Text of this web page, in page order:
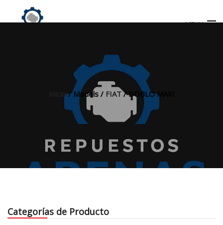
MENU
Inicio/ Models / FIAT/ DOBLO MAXI
Categorías de Producto